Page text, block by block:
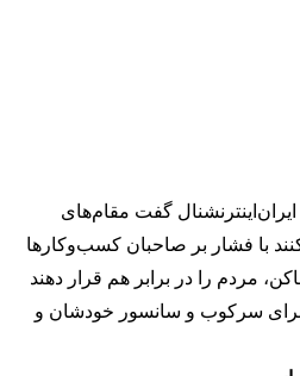
گفت مقام‌های
با فشار بر صاحبان کسب‌وکارها
مردم را در برابر هم قرار دهند
برای سرکوب و سانسور خودشان و